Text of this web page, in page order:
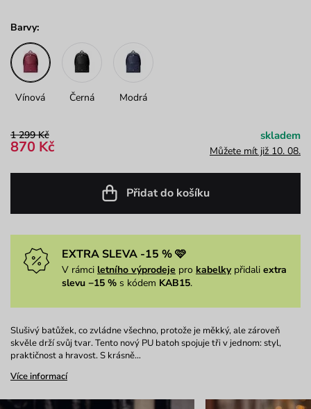
Barvy:
Vínová Černá Modrá
1 299 Kč
870 Kč
skladem
Můžete mít již 10. 08.
Přidat do košíku
EXTRA SLEVA -15 % 🩷
V rámci letního výprodeje pro kabelkypřidali extra
slevu −15 % s kódem KAB15.
Slušivý batůžek, co zvládne všechno, protože je měkký, ale zároveň
skvěle drží svůj tvar. Tento nový PU batoh spojuje tři v jednom: styl,
praktičnost a hravost. S krásně…
Více informací